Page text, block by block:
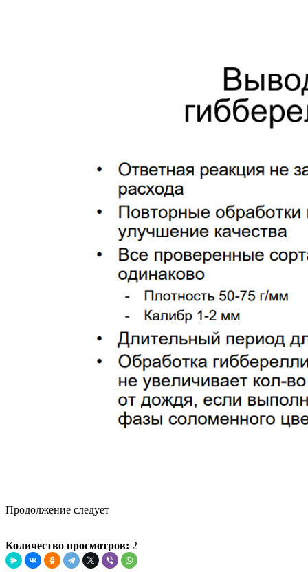
Продолжение следует
Количество просмотров: 2